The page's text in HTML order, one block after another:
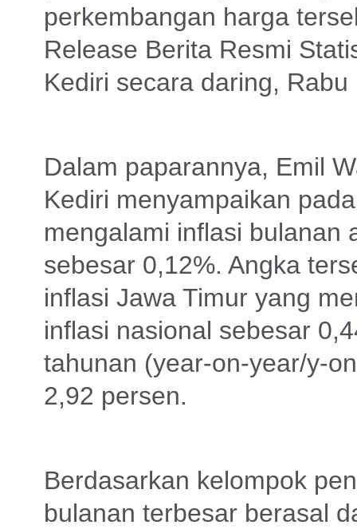
perkembangan harga
Release Berita Resmi
Kediri secara daring, Rabu
Dalam paparannya, Emil
Kediri menyampaikan
mengalami inflasi bulanan
sebesar 0,12%. Angka
inflasi Jawa Timur yang
inflasi nasional sebesar
tahunan (year-on-year/y-
2,92 persen.
Berdasarkan kelompok
bulanan terbesar berasal